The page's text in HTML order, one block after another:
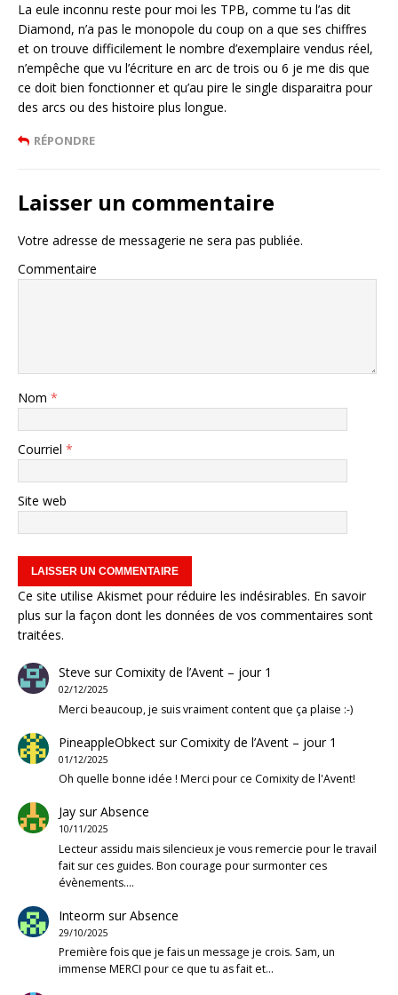
La eule inconnu reste pour moi les TPB, comme tu l’as dit
Diamond, n’a pas le monopole du coup on a que ses chiffres
et on trouve difficilement le nombre d’exemplaire vendus réel,
n’empêche que vu l’écriture en arc de trois ou 6 je me dis que
ce doit bien fonctionner et qu’au pire le single disparaitra pour
des arcs ou des histoire plus longue.
RÉPONDRE
Laisser un commentaire
Votre adresse de messagerie ne sera pas publiée.
Commentaire
Nom *
Courriel *
Site web
Ce site utilise Akismet pour réduire les indésirables. En savoir
plus sur la façon dont les données de vos commentaires sont
traitées.
Steve surComixity de l’Avent – jour 1
02/12/2025
Merci beaucoup, je suis vraiment content que ça plaise :-)
PineappleObkectsurComixity de l’Avent – jour 1
01/12/2025
Oh quelle bonne idée ! Merci pour ce Comixity de l'Avent!
JaysurAbsence
10/11/2025
Lecteur assidu mais silencieux je vous remercie pour le travail
fait sur ces guides. Bon courage pour surmonter ces
évènements.…
Inteorm surAbsence
29/10/2025
Première fois que je fais un message je crois. Sam, un
immense MERCI pour ce que tu as fait et…